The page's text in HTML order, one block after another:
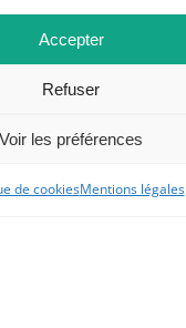
Accepter
Refuser
Voir les préférences
de cookiesMentions légales
+ 33 0(1) 42 33 62 37
– 75065 Paris Cedex
NOUS